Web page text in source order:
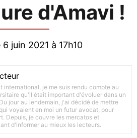
d'Amavi !
6 juin 2021 à 17h10
international, je me suis rendu compte au
qu'il était important d'évoluer dans un
jour au lendemain, j'ai décidé de mettre
voyaient en moi un futur avocat, pour
Depuis, je couvre les mercatos et
d'informer au mieux les lecteurs.